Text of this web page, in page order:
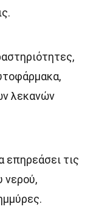
λεκανών
επηρεάσει τις
νερού,